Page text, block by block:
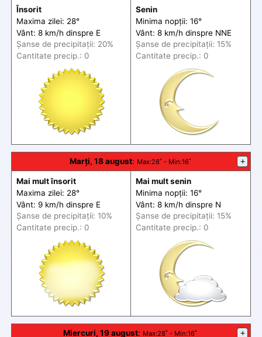
Însorit
Maxima zilei: 28°
Vânt: 8 km/h dinspre E
Șanse de precipitații: 20%
Cantitate precip.: 0
Senin
Minima nopții: 16°
Vânt: 8 km/h dinspre NNE
Șanse de precipitații: 15%
Cantitate precip.: 0
Marți, 18 august: Max:28˚ - Min:16˚ +
Mai mult însorit
Maxima zilei: 28°
Vânt: 9 km/h dinspre E
Șanse de precipitații: 10%
Cantitate precip.: 0
Mai mult senin
Minima nopții: 16°
Vânt: 8 km/h dinspre N
Șanse de precipitații: 15%
Cantitate precip.: 0
Miercuri, 19 august: Max:28˚ - Min:16˚ +